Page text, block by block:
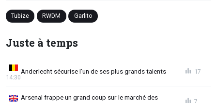
Tubize RWDM Garlito
Juste à temps
Anderlecht sécurise l'un de ses plus grands talents
14:30
17
Arsenal frappe un grand coup sur le marché des
7